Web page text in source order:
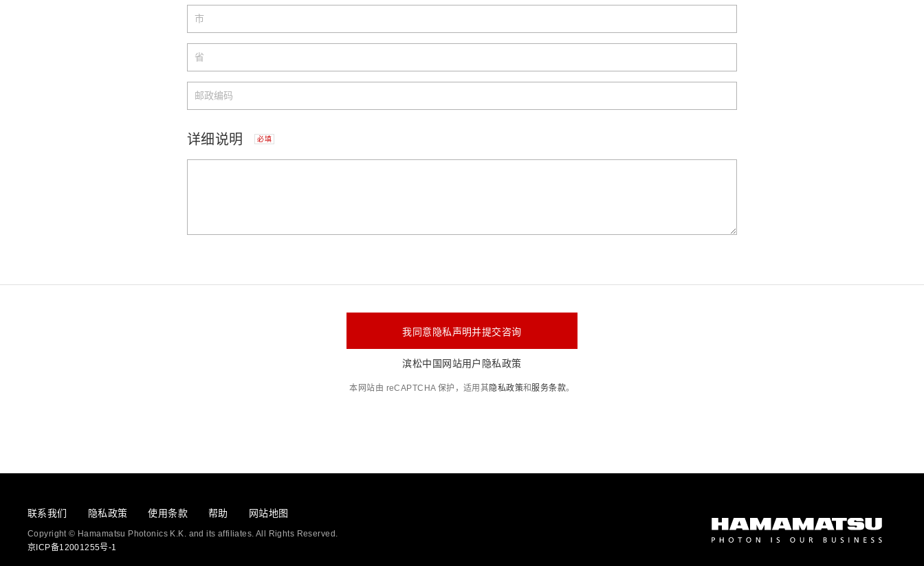
详细说明 必填
我同意隐私声明并提交咨询
滨松中国网站用户隐私政策
本网站由 reCAPTCHA 保护，适用其隐私政策和服务条款。
联系我们 隐私政策 使用条款 帮助 网站地图
Copyright © Hamamatsu Photonics K.K. and its affiliates. All Rights Reserved.
京ICP备12001255号-1